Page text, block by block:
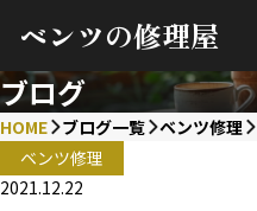
ベンツの修理屋
ブログ
HOME ブログ一覧 ベンツ修理
ベンツ修理
2021.12.22